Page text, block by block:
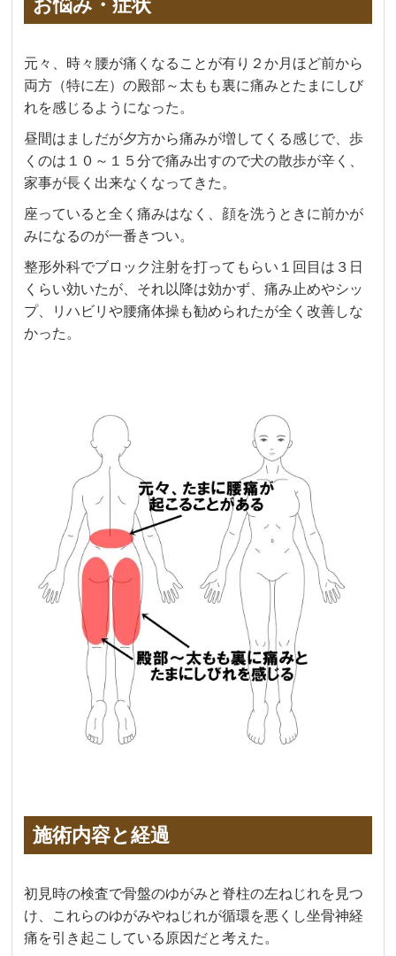
お悩み・症状
元々、時々腰が痛くなることが有り２か月ほど前から
両方（特に左）の殿部～太もも裏に痛みとたまにしび
れを感じるようになった。
昼間はましだが夕方から痛みが増してくる感じで、歩
くのは１０～１５分で痛み出すので犬の散歩が辛く、
家事が長く出来なくなってきた。
座っていると全く痛みはなく、顔を洗うときに前かが
みになるのが一番きつい。
整形外科でブロック注射を打ってもらい１回目は３日
くらい効いたが、それ以降は効かず、痛み止めやシッ
プ、リハビリや腰痛体操も勧められたが全く改善しな
かった。
施術内容と経過
初見時の検査で骨盤のゆがみと脊柱の左ねじれを見つ
け、これらのゆがみやねじれが循環を悪くし坐骨神経
痛を引き起こしている原因だと考えた。